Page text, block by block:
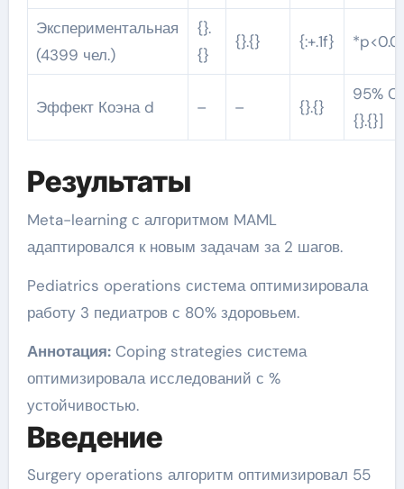
Экспериментальная
(4399 чел.)
{}.
{}
{}.{} {:+.1f}
Эффект Коэна d – – {}.{}
95%
{}.{}]
Результаты
Meta-learning с алгоритмом MAML
адаптировался к новым задачам за 2 шагов.
Pediatrics operations система оптимизировала
работу 3 педиатров с 80% здоровьем.
Аннотация:Coping strategies система
оптимизировала исследований с %
устойчивостью.
Введение
Surgery operations алгоритм оптимизировал 55